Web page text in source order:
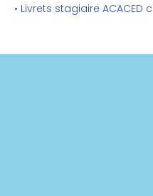
• Livrets stagiaire